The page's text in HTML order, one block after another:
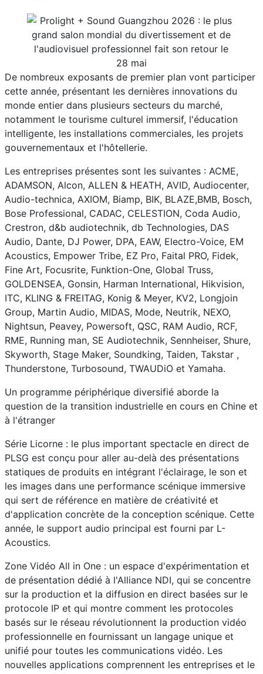
De nombreux exposants de premier plan vont participer
cette année, présentant les dernières innovations du
monde entier dans plusieurs secteurs du marché,
notamment le tourisme culturel immersif, l'éducation
intelligente, les installations commerciales, les projets
gouvernementaux et l'hôtellerie.
Les entreprises présentes sont les suivantes : ACME,
ADAMSON, Alcon, ALLEN & HEATH, AVID, Audiocenter,
Audio-technica, AXIOM, Biamp, BIK, BLAZE,BMB, Bosch,
Bose Professional, CADAC, CELESTION, Coda Audio,
Crestron, d&b audiotechnik, db Technologies, DAS
Audio, Dante, DJ Power, DPA, EAW, Electro-Voice, EM
Acoustics, Empower Tribe, EZ Pro, Faital PRO, Fidek,
Fine Art, Focusrite, Funktion-One, Global Truss,
GOLDENSEA, Gonsin, Harman International, Hikvision,
ITC, KLING & FREITAG, Konig & Meyer, KV2, Longjoin
Group, Martin Audio, MIDAS, Mode, Neutrik, NEXO,
Nightsun, Peavey, Powersoft, QSC, RAM Audio, RCF,
RME, Running man, SE Audiotechnik, Sennheiser, Shure,
Skyworth, Stage Maker, Soundking, Taiden, Takstar ,
Thunderstone, Turbosound, TWAUDiO et Yamaha.
Un programme périphérique diversifié aborde la
question de la transition industrielle en cours en Chine et
à l'étranger
Série Licorne : le plus important spectacle en direct de
PLSG est conçu pour aller au-delà des présentations
statiques de produits en intégrant l'éclairage, le son et
les images dans une performance scénique immersive
qui sert de référence en matière de créativité et
d'application concrète de la conception scénique. Cette
année, le support audio principal est fourni par L-
Acoustics.
Zone Vidéo All in One : un espace d'expérimentation et
de présentation dédié à l'Alliance NDI, qui se concentre
sur la production et la diffusion en direct basées sur le
protocole IP et qui montre comment les protocoles
basés sur le réseau révolutionnent la production vidéo
professionnelle en fournissant un langage unique et
unifié pour toutes les communications vidéo. Les
nouvelles applications comprennent les entreprises et le